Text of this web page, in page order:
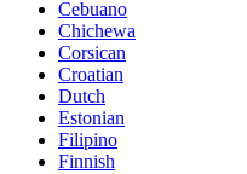
Cebuano
Chichewa
Corsican
Croatian
Dutch
Estonian
Filipino
Finnish